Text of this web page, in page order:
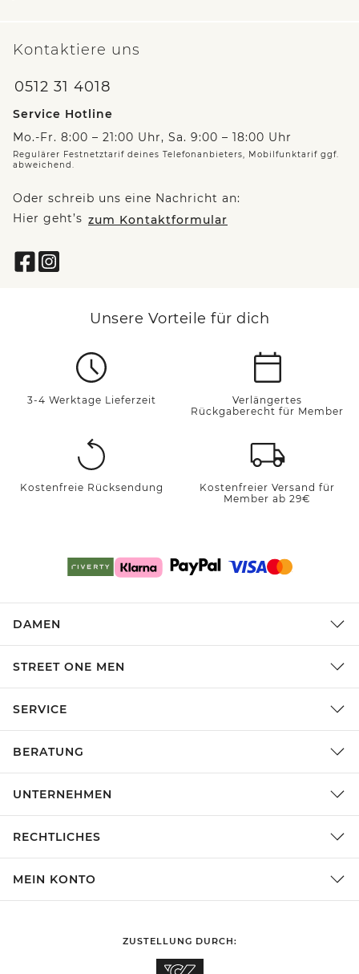
Kontaktiere uns
0512 31 4018
Service Hotline
Mo.-Fr. 8:00 – 21:00 Uhr, Sa. 9:00 – 18:00 Uhr
Regulärer Festnetztarif deines Telefonanbieters, Mobilfunktarif ggf.
abweichend.
Oder schreib uns eine Nachricht an:
Hier geht’s zum Kontaktformular
Unsere Vorteile für dich
3-4 Werktage Lieferzeit
Verlängertes
Rückgaberecht für Member
Kostenfreie Rücksendung
Kostenfreier Versand für
Member ab 29€
DAMEN
STREET ONE MEN
SERVICE
BERATUNG
UNTERNEHMEN
RECHTLICHES
MEIN KONTO
ZUSTELLUNG DURCH: